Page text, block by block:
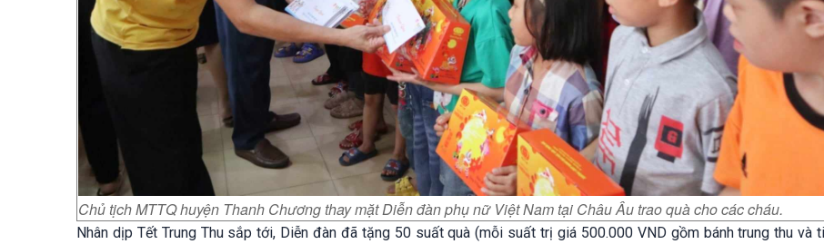
Chủ tịch MTTQ huyện Thanh Chương thay mặt Diễn đàn phụ nữ Việt Nam tại Châu Âu trao quà cho các cháu.
Nhân dịp Tết Trung Thu sắp tới, Diễn đàn đã tặng 50 suất quà (mỗi suất trị giá 500.000 VND gồm bánh trung thu và